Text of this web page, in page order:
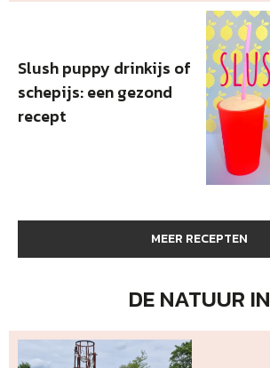
MEER RECEPTEN
Slush puppy drinkijs of
schepijs: een gezond
recept
DE NATUUR IN